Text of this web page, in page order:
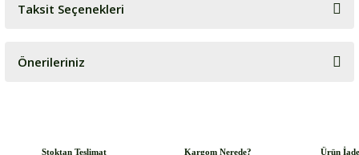
Bu ürüne ilk yorumu siz yapın!
Taksit Seçenekleri
Önerileriniz
Stoktan Teslimat Kargom Nerede? Ürün